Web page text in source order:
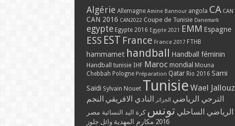
Algérie Allemagne Amine Bannour angola CA CAN
CAN 2016 CAN2022 Coupe de Tunisie Danemark
egypte Egypte 2016 Egypte 2021 EMM Espagne
ESS EST France France 2017 FTHB
hammamet handball Handball féminin
Handball tunisie IHF Maroc mondial Mouna
Chebbah Pologne Préparation Qatar Rio 2016 Sami
Saidi Sylvain Nouet Tunisie Wael Jallouz
الترجي الرياضي الجزائر النادي الافريقي النجم
الرياضي الساحلي تونس كرة اليد النسائية مصر
2016 مكارم المهدية وائل جلوز